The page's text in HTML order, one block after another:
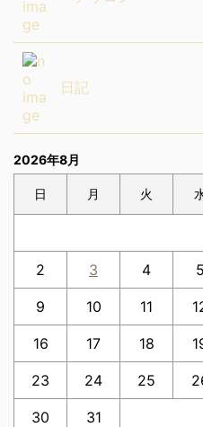
日記
2026年8月
日 月 火
2 3 4 5
9 10 11
16 17 18
23 24 25
30
31